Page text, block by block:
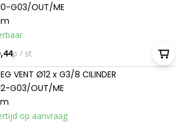
G03/OUT/ME
p / st.
VENT Ø12 x G3/8 CILINDER
G03/OUT/ME
op aanvraag